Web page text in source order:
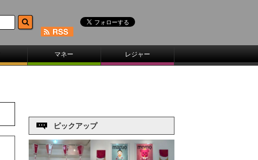
マネー レジャー
ピックアップ